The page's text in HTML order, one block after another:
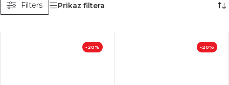
Filters Prikaz filtera
-20% -20%